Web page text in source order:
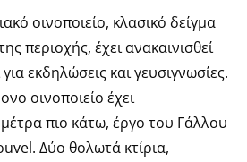
οινοποιείο, κλασικό δείγμα
περιοχής, έχει ανακαινισθεί
εκδηλώσεις και γευσιγνωσίες.
οινοποιείο έχει
πιο κάτω, έργο του Γάλλου
Δύο θολωτά κτίρια,